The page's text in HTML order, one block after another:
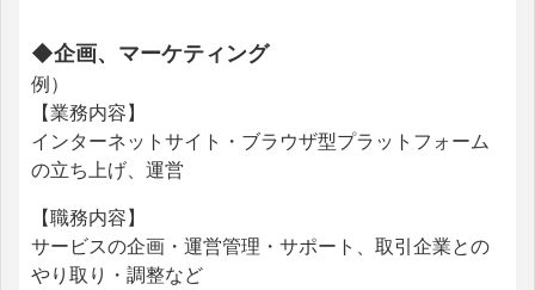
◆企画、マーケティング
例）
【業務内容】
インターネットサイト・ブラウザ型プラットフォーム
の立ち上げ、運営
【職務内容】
サービスの企画・運営管理・サポート、取引企業との
やり取り・調整など